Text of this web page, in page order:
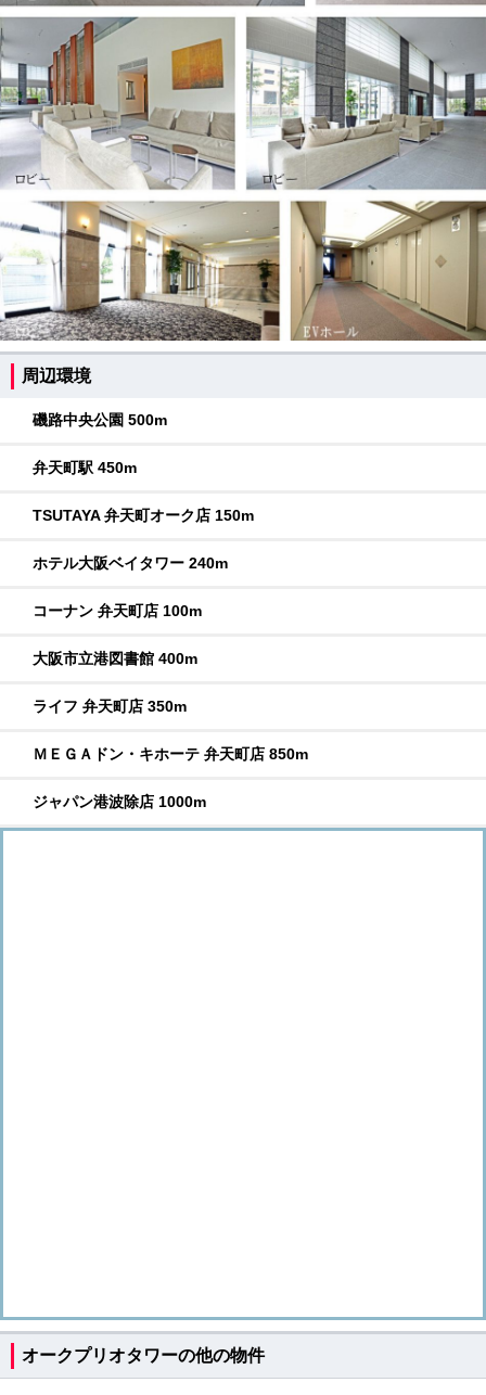
周辺環境
磯路中央公園 500m
弁天町駅 450m
TSUTAYA 弁天町オーク店 150m
ホテル大阪ベイタワー 240m
コーナン 弁天町店 100m
大阪市立港図書館 400m
ライフ 弁天町店 350m
ＭＥＧＡドン・キホーテ 弁天町店 850m
ジャパン港波除店 1000m
オークプリオタワーの他の物件